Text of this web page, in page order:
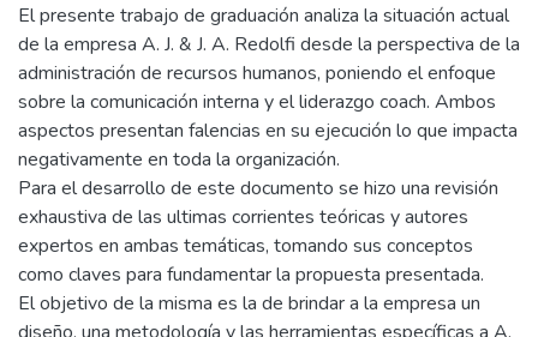
El presente trabajo de graduación analiza la situación actual
de la empresa A. J. & J. A. Redolfi desde la perspectiva de la
administración de recursos humanos, poniendo el enfoque
sobre la comunicación interna y el liderazgo coach. Ambos
aspectos presentan falencias en su ejecución lo que impacta
negativamente en toda la organización.
Para el desarrollo de este documento se hizo una revisión
exhaustiva de las ultimas corrientes teóricas y autores
expertos en ambas temáticas, tomando sus conceptos
como claves para fundamentar la propuesta presentada.
El objetivo de la misma es la de brindar a la empresa un